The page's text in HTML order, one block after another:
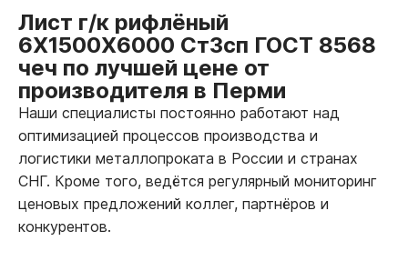
Лист г/к рифлёный
6Х1500Х6000 Ст3сп ГОСТ 8568
чеч по лучшей цене от
производителя в Перми
Наши специалисты постоянно работают над
оптимизацией процессов производства и
логистики металлопроката в России и странах
СНГ. Кроме того, ведётся регулярный мониторинг
ценовых предложений коллег, партнёров и
конкурентов.